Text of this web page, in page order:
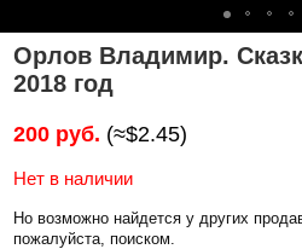
Орлов Владимир.
2018 год
200 руб. (≈$2.45)
Нет в наличии
Но возможно найдется у других
пожалуйста, поиском.